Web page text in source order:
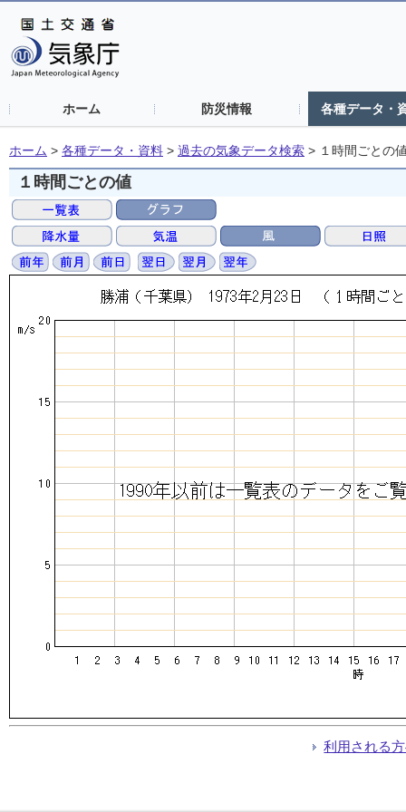
ホーム 防災情報 各種データ・
ホーム > 各種データ・資料 > 過去の気象データ検索 > １時間ごとの
１時間ごとの値
利用される